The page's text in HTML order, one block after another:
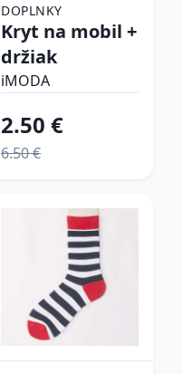
DOPLNKY
Kryt na mobil +
držiak
iMODA
2.50 €
6.50 €